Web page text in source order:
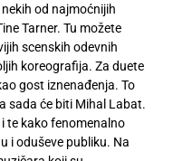
od najmoćnijih
Tarner. Tu možete
scenskih odevnih
koreografija. Za duete
gost iznenađenja. To
sada će biti Mihal Labat.
te kako fenomenalno
i oduševe publiku. Na